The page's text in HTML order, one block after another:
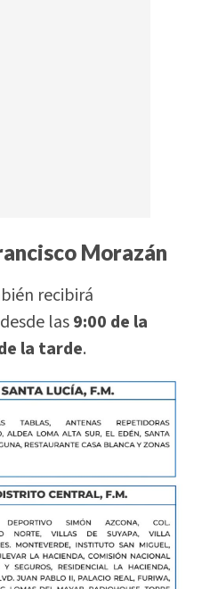
Morazán
recibirá
las9:00 de la
la tarde.